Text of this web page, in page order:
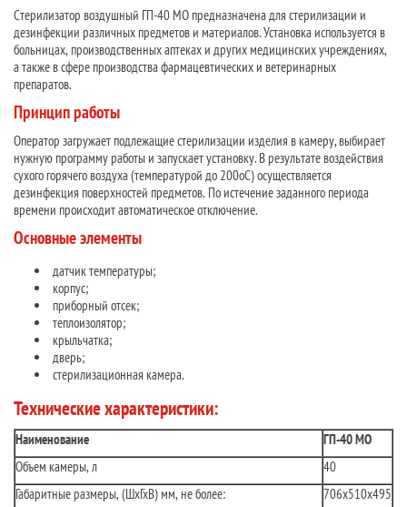
Стерилизатор воздушный ГП-40 МО предназначена для стерилизации и
дезинфекции различных предметов и материалов. Установка используется в
больницах, производственных аптеках и других медицинских учреждениях,
а также в сфере производства фармацевтических и ветеринарных
препаратов.
Принцип работы
Оператор загружает подлежащие стерилизации изделия в камеру, выбирает
нужную программу работы и запускает установку. В результате воздействия
сухого горячего воздуха (температурой до 200оС) осуществляется
дезинфекция поверхностей предметов. По истечение заданного периода
времени происходит автоматическое отключение.
Основные элементы
датчик температуры;
корпус;
приборный отсек;
теплоизолятор;
крыльчатка;
дверь;
стерилизационная камера.
Технические характеристики:
Наименование
ГП-40 МО
Объем камеры, л
40
Габаритные размеры, (ШхГхВ) мм, не более:
706х510х495